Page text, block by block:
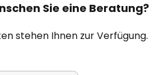
Sie eine Beratung?
stehen Ihnen zur Verfügung.